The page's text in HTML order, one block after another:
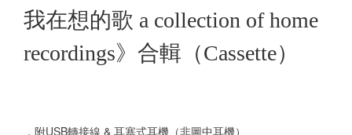
我在想的歌 a collection of home
recordings》合輯（Cassette）
．附USB轉接線 & 耳塞式耳機（非圖中耳機）